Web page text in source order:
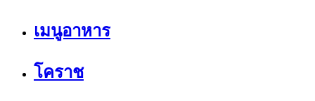
เมนูอาหาร
โคราช